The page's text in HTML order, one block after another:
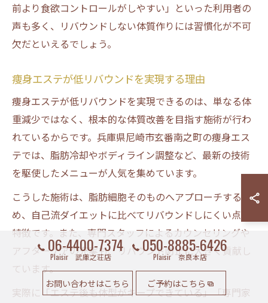
前より食欲コントロールがしやすい」といった利用者の
声も多く、リバウンドしない体質作りには習慣化が不可
欠だといえるでしょう。
痩身エステが低リバウンドを実現する理由
痩身エステが低リバウンドを実現できるのは、単なる体
重減少ではなく、根本的な体質改善を目指す施術が行わ
れているからです。兵庫県尼崎市玄番南之町の痩身エス
テでは、脂肪冷却やボディライン調整など、最新の技術
を駆使したメニューが人気を集めています。
こうした施術は、脂肪細胞そのものへアプローチするた
め、自己流ダイエットに比べてリバウンドしにくい点が
特徴です。また、専門スタッフによるカウンセリングや
アフターケアの充実も、リバウンド防止に大きく貢献し
ています。
実際に「エステ後も体型がキープできている」「専門家
06-4400-7374
Plaisir 武庫之荘店
050-8885-6426
Plaisir 奈良本店
お問い合わせはこちら ご予約はこちら